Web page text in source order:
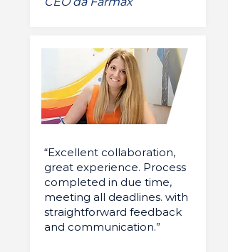
“Excellent collaboration,
great experience. Process
completed in due time,
meeting all deadlines. with
straightforward feedback
and communication.”